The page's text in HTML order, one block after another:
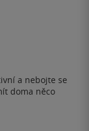
a nebojte se
doma něco